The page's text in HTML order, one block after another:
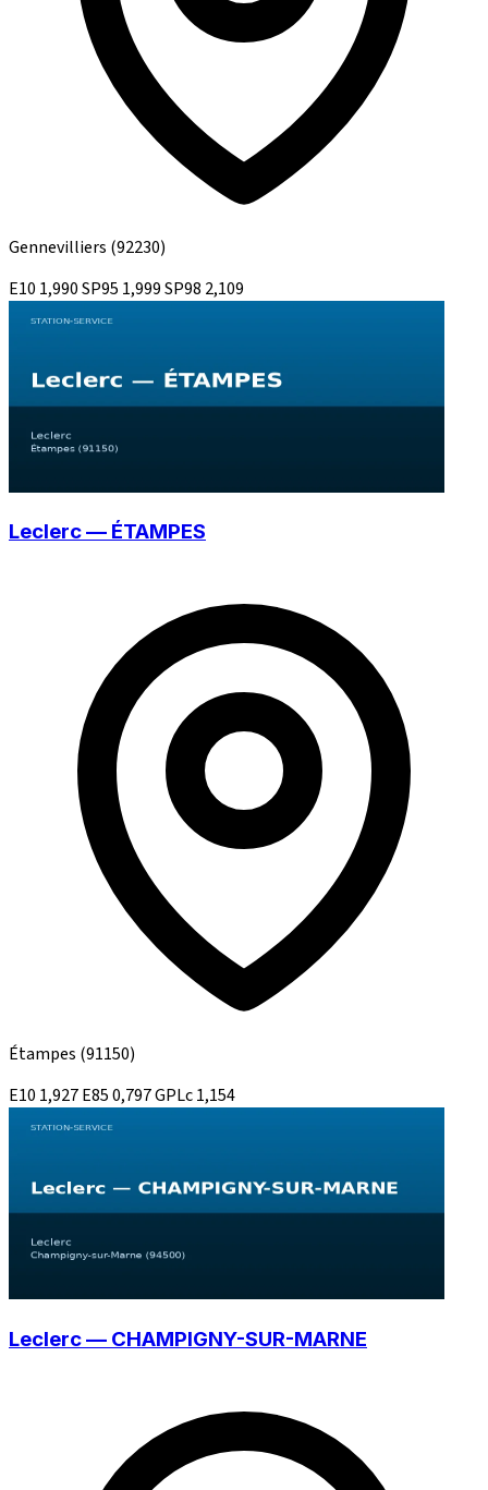
Gennevilliers (92230)
E10 1,990SP95 1,999SP98 2,109
Leclerc — ÉTAMPES
Étampes (91150)
E10 1,927E850,797GPLc1,154
Leclerc — CHAMPIGNY-SUR-MARNE